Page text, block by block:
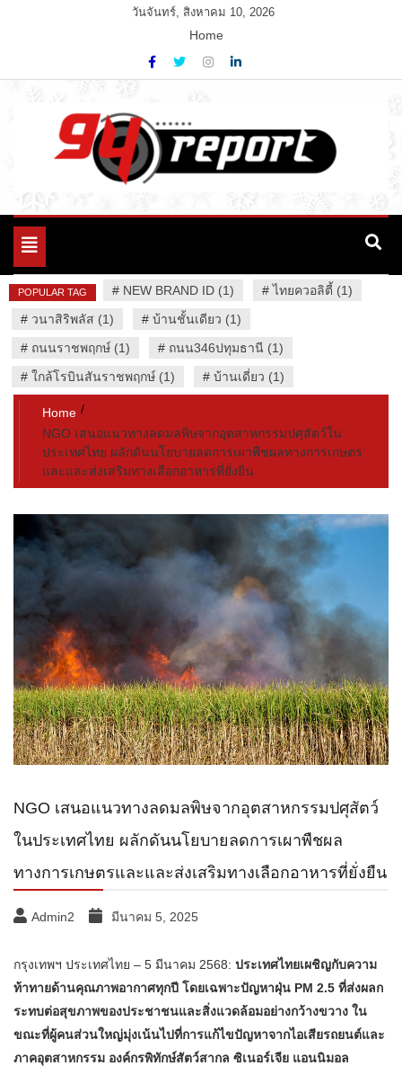
วันจันทร์, สิงหาคม 10, 2026
Home
94 Report.com
Variety News
Toggle
POPULAR TAG # NEW BRAND ID (1) #ไทยควอลิตี้ (1)
# วนาสิริพลัส (1) # บ้านชั้นเดียว (1)
# ถนนราชพฤกษ์ (1) # ถนน346ปทุมธานี (1)
# ใกล้โรบินสันราชพฤกษ์ (1) # บ้านเดี่ยว (1)
Home
NGO เสนอแนวทางลดมลพิษจากอุตสาหกรรมปศุสัตว์ใน
ประเทศไทย ผลักดันนโยบายลดการเผาพืชผลทางการเกษตร
และและส่งเสริมทางเลือกอาหารที่ยั่งยืน
NGO เสนอแนวทางลดมลพิษจากอุตสาหกรรมปศุสัตว์
ในประเทศไทย ผลักดันนโยบายลดการเผาพืชผล
ทางการเกษตรและและส่งเสริมทางเลือกอาหารที่ยั่งยืน
Admin2 มีนาคม 5, 2025
กรุงเทพฯ ประเทศไทย – 5 มีนาคม 2568: ประเทศไทยเผชิญกับความ
ท้าทายด้านคุณภาพอากาศทุกปี โดยเฉพาะปัญหาฝุ่น PM 2.5 ที่ส่งผลก
ระทบต่อสุขภาพของประชาชนและสิ่งแวดล้อมอย่างกว้างขวาง ใน
ขณะที่ผู้คนส่วนใหญ่มุ่งเน้นไปที่การแก้ไขปัญหาจากไอเสียรถยนต์และ
ภาคอุตสาหกรรม องค์กรพิทักษ์สัตว์สากล ซิเนอร์เจีย แอนนิมอล